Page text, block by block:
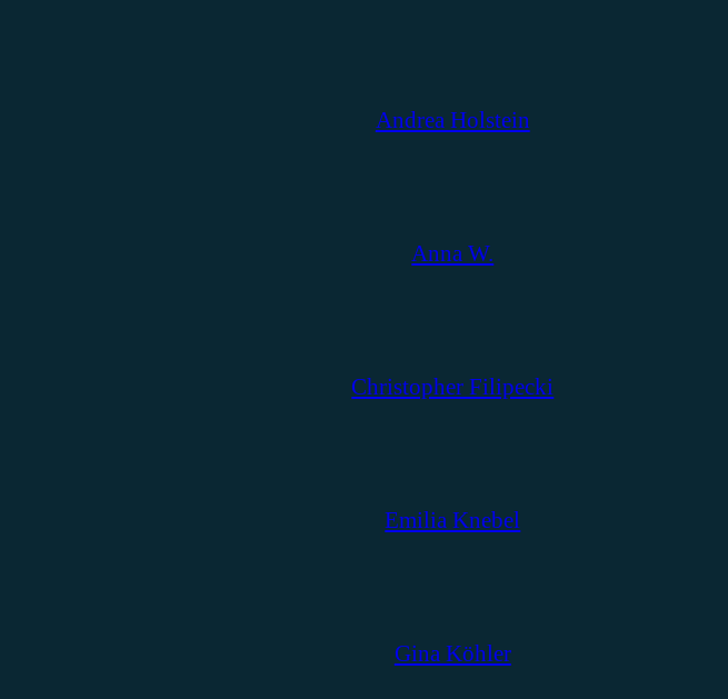
Andrea Holstein
Anna W.
Christopher Filipecki
Emilia Knebel
Gina Köhler